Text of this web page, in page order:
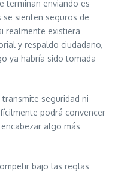
terminan enviando es
se sienten seguros de
realmente existiera
y respaldo ciudadano,
ya habría sido tomada
seguridad ni
podrá convencer
algo más
bajo las reglas